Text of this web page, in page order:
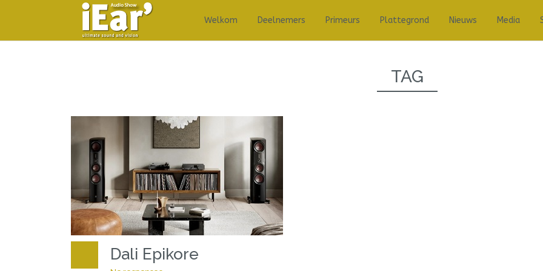
Welkom Deelnemers Primeurs Plattegrond Nieuws Media
TAG
Dali Epikore